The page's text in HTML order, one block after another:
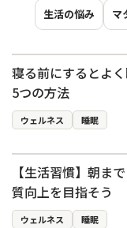
生活の悩み マ
寝る前にするとよ
5つの方法
ウェルネス 睡眠
【生活習慣】朝ま
質向上を目指そう
ウェルネス 睡眠